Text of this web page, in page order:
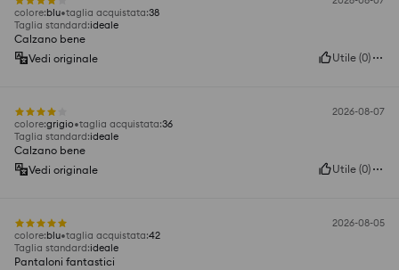
colore:blu taglia acquistata:38
Taglia standard:ideale
Calzano bene
Vedi originale
Utile (0)
2026-08-07
colore:grigio taglia acquistata:36
Taglia standard:ideale
Calzano bene
Vedi originale
Utile (0)
2026-08-05
colore:blu taglia acquistata:42
Taglia standard:ideale
Pantaloni fantastici